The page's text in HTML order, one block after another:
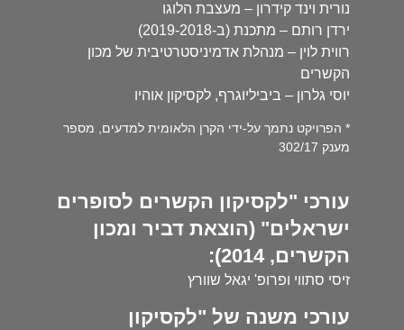
נורית וינד קידרון – מעצבת הלוגו
ירדן רותם – מתכנת (ב-2019-2018)
רווית לוין – מנהלת אדמיניסטרטיבית של מכון
הקשרים
יוסי גלרון – ביביליוגרף, לקסיקון אוהיו
* הפרויקט נתמך על-ידי הקרן הלאומית למדעים, מספר
מענק 302/17
עורכי "לקסיקון הקשרים לסופרים
ישראלים" (הוצאת דביר ומכון
הקשרים, 2014):
זיסי סתווי ופרופ' יגאל שוורץ
עורכי משנה של "לקסיקון